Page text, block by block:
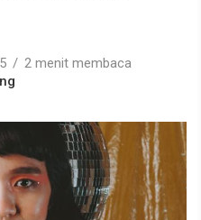
2 menit membaca